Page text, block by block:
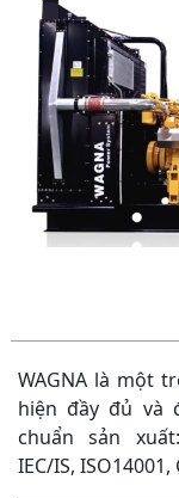
WAGNA là một
hiện đầy đủ và
chuẩn sản
IEC/IS,